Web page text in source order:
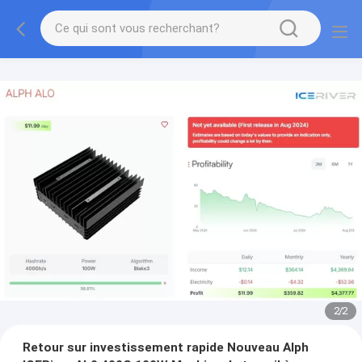
2/2
Retour sur investissement rapide Nouveau Alph